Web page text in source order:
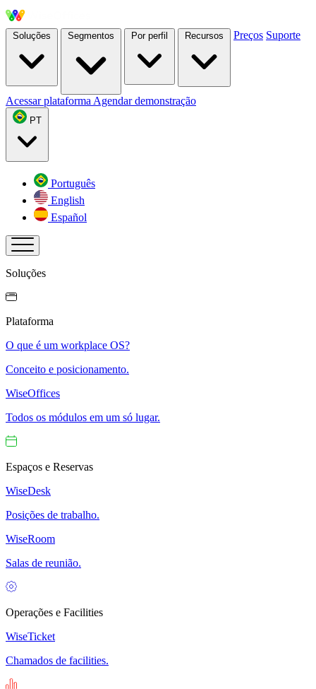
Soluções Segmentos Por perfil Recursos Preços Suporte
Acessar plataforma Agendar demonstração
PT
Português
English
Español
Soluções
Plataforma
O que é um workplace OS?
Conceito e posicionamento.
WiseOffices
Todos os módulos em um só lugar.
Espaços e Reservas
WiseDesk
Posições de trabalho.
WiseRoom
Salas de reunião.
Operações e Facilities
WiseTicket
Chamados de facilities.